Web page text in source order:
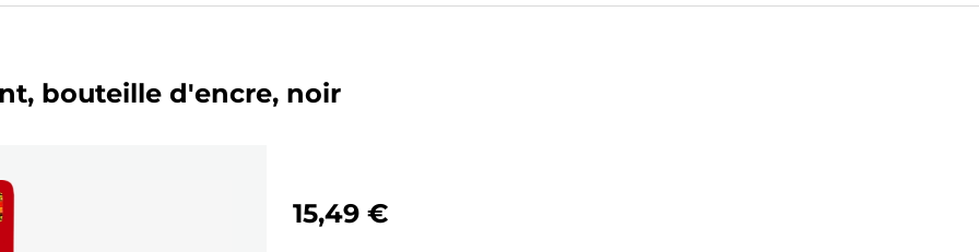
bouteille d'encre, noir
15,49 €